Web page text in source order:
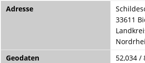
Adresse
33611
Geodaten
52,034 /